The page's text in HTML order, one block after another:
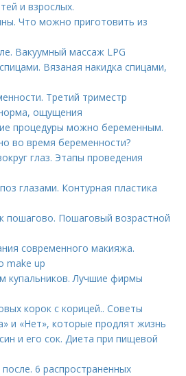
и взрослых.
Что можно приготовить из
Вакуумный массаж LPG
Вязаная накидка спицами,
Третий триместр
ощущения
процедуры можно беременным.
во время беременности?
глаз. Этапы проведения
глазами. Контурная пластика
пошагово. Пошаговый возрастной
современного макияжа.
make up
купальников. Лучшие фирмы
корок с корицей.. Советы
и «Нет», которые продлят жизнь
и его сок. Диета при пищевой
6 распространенных